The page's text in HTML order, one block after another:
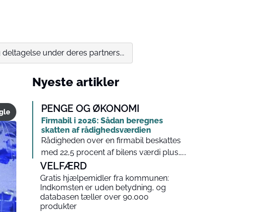
under deres partners...
Nyeste artikler
PENGE OG ØKONOMI
Firmabil i 2026: Sådan beregnes
skatten af rådighedsværdien
Rådigheden over en firmabil beskattes
med 22,5 procent af bilens værdi plus…...
VELFÆRD
Gratis hjælpemidler fra kommunen:
Indkomsten er uden betydning, og
databasen tæller over 90.000
produkter